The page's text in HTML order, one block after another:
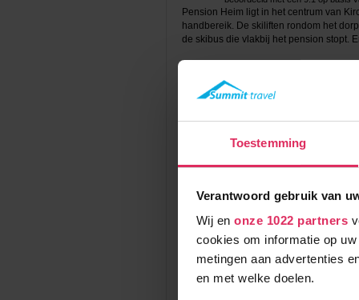
Toestemming
Verantwoord gebruik van
Wij en onze 1022 partners
cookies om informatie op
metingen aan advertenties
en met welke doelen.
Pension Heim ligt in het centrum van
handbereik. De skiliften rondom het
de skibus die vlakbij het pension stopt.
regendouches en relaxruimte, een
gehele pension). Verder is er een
appartementen.
De kamers en appartementen
gerenoveerde badkamer met douche
eethoek, een keuken met een 4-pits
televisie en een groot balkon. Er zijn 2
(28m2) en met 1 of 2 slaapkamers voor
halfpension bij te boeken met een 3-